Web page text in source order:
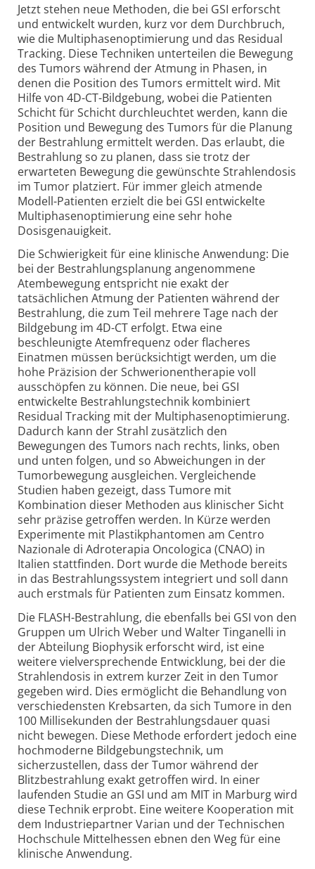
Jetzt stehen neue Methoden, die bei GSI erforscht
und entwickelt wurden, kurz vor dem Durchbruch,
wie die Multiphasenoptimierung und das Residual
Tracking. Diese Techniken unterteilen die Bewegung
des Tumors während der Atmung in Phasen, in
denen die Position des Tumors ermittelt wird. Mit
Hilfe von 4D-CT-Bildgebung, wobei die Patienten
Schicht für Schicht durchleuchtet werden, kann die
Position und Bewegung des Tumors für die Planung
der Bestrahlung ermittelt werden. Das erlaubt, die
Bestrahlung so zu planen, dass sie trotz der
erwarteten Bewegung die gewünschte Strahlendosis
im Tumor platziert. Für immer gleich atmende
Modell-Patienten erzielt die bei GSI entwickelte
Multiphasenoptimierung eine sehr hohe
Dosisgenauigkeit.
Die Schwierigkeit für eine klinische Anwendung: Die
bei der Bestrahlungsplanung angenommene
Atembewegung entspricht nie exakt der
tatsächlichen Atmung der Patienten während der
Bestrahlung, die zum Teil mehrere Tage nach der
Bildgebung im 4D-CT erfolgt. Etwa eine
beschleunigte Atemfrequenz oder flacheres
Einatmen müssen berücksichtigt werden, um die
hohe Präzision der Schwerionentherapie voll
ausschöpfen zu können. Die neue, bei GSI
entwickelte Bestrahlungstechnik kombiniert
Residual Tracking mit der Multiphasenoptimierung.
Dadurch kann der Strahl zusätzlich den
Bewegungen des Tumors nach rechts, links, oben
und unten folgen, und so Abweichungen in der
Tumorbewegung ausgleichen. Vergleichende
Studien haben gezeigt, dass Tumore mit
Kombination dieser Methoden aus klinischer Sicht
sehr präzise getroffen werden. In Kürze werden
Experimente mit Plastikphantomen am Centro
Nazionale di Adroterapia Oncologica (CNAO) in
Italien stattfinden. Dort wurde die Methode bereits
in das Bestrahlungssystem integriert und soll dann
auch erstmals für Patienten zum Einsatz kommen.
Die FLASH-Bestrahlung, die ebenfalls bei GSI von den
Gruppen um Ulrich Weber und Walter Tinganelli in
der Abteilung Biophysik erforscht wird, ist eine
weitere vielversprechende Entwicklung, bei der die
Strahlendosis in extrem kurzer Zeit in den Tumor
gegeben wird. Dies ermöglicht die Behandlung von
verschiedensten Krebsarten, da sich Tumore in den
100 Millisekunden der Bestrahlungsdauer quasi
nicht bewegen. Diese Methode erfordert jedoch eine
hochmoderne Bildgebungstechnik, um
sicherzustellen, dass der Tumor während der
Blitzbestrahlung exakt getroffen wird. In einer
laufenden Studie an GSI und am MIT in Marburg wird
diese Technik erprobt. Eine weitere Kooperation mit
dem Industriepartner Varian und der Technischen
Hochschule Mittelhessen ebnen den Weg für eine
klinische Anwendung.